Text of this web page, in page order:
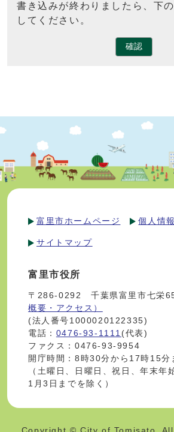
書き込みが終わりましたら、下
してください。
確認
富里市ホームページ 個人情
サイトマップ
富里市役所
〒286-0292 千葉県富里市七栄
概要・アクセス）
(法人番号1000020122335)
電話： 0476-93-1111(代表)
ファクス：0476-93-9954
開庁時間：8時30分から17時15分
（土曜日、日曜日、祝日、年末年
1月3日までを除く）